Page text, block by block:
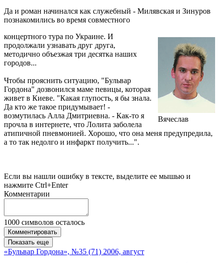
Да и роман начинался как служебный - Милявская и Зинуров
познакомились во время совместного
Вячеслав
концертного тура по Украине. И
продолжали узнавать друг друга,
методично объезжая три десятка наших
городов...
Чтобы прояснить ситуацию, "Бульвар
Гордона" дозвонился маме певицы, которая
живет в Киеве. "Какая глупость, я бы знала.
Да кто же такое придумывает! -
возмутилась Алла Дмитриевна. - Как-то я
прочла в интернете, что Лолита заболела
атипичной пневмонией. Хорошо, что она меня предупредила,
а то так недолго и инфаркт получить...".
Если вы нашли ошибку в тексте, выделите ее мышью и
нажмите Ctrl+Enter
Комментарии
1000 символов осталось
Комментировать
Показать еще
«Бульвар Гордона», №35 (71) 2006, август